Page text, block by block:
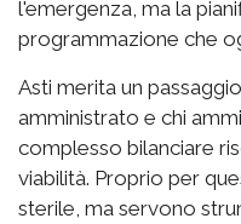
l'emergenza, ma la
programmazione che
Asti merita un
amministrato e chi
complesso bilanciare
viabilità. Proprio per
sterile, ma servono